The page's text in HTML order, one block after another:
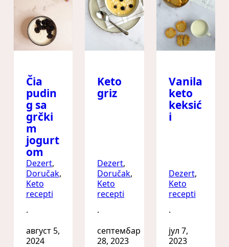
Čia
pudin
g sa
grčki
m
jogurt
om
Dezert
Doručak
Keto
recepti
·
август 5,
2024
Keto
griz
Dezert
Doručak
Keto
recepti
·
септембар
28, 2023
Vanila
keto
keksić
i
Dezert
Keto
recepti
·
јул 7,
2023